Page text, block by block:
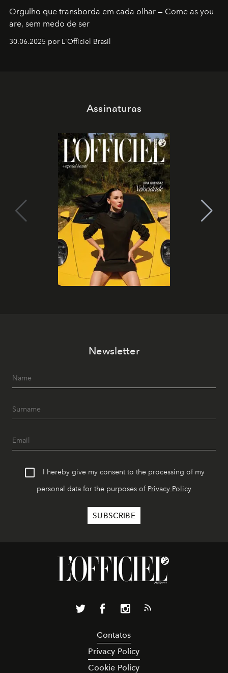
Orgulho que transborda em cada olhar — Come as you
are, sem medo de ser
30.06.2025 por L'Officiel Brasil
Assinaturas
Newsletter
I hereby give my consent to the processing of my
personal data for the purposes of Privacy Policy
Contatos
Privacy Policy
Cookie Policy